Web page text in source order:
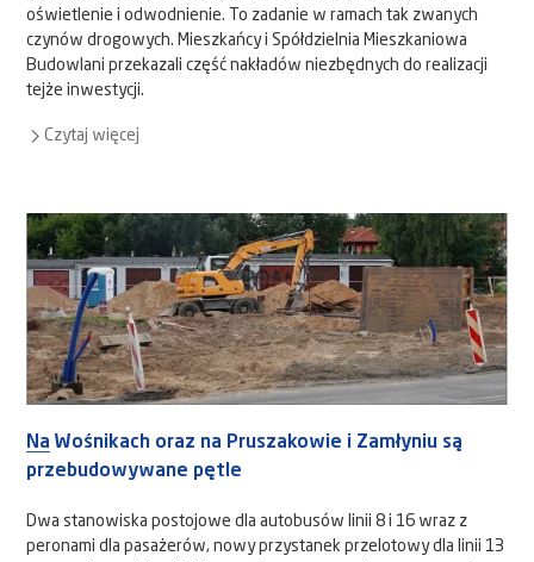
oświetlenie i odwodnienie. To zadanie w ramach tak zwanych
czynów drogowych. Mieszkańcy i Spółdzielnia Mieszkaniowa
Budowlani przekazali część nakładów niezbędnych do realizacji
tejże inwestycji.
Czytaj więcej
Na Wośnikach oraz na Pruszakowie i Zamłyniu są
przebudowywane pętle
Dwa stanowiska postojowe dla autobusów linii 8 i 16 wraz z
peronami dla pasażerów, nowy przystanek przelotowy dla linii 13